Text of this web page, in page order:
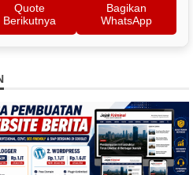
Quote
Berikutnya
Bagikan
WhatsApp